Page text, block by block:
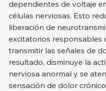
dependientes de voltaje
células nerviosas. Esto
liberación de
excitatorios responsables
transmitir las señales de
resultado, disminuye la
nerviosa anormal y se
sensación de dolor